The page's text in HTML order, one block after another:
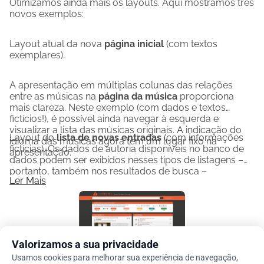
COVER.INFO possa continuar existindo e estar
próximos anos. Devido ao nosso status de associação
sem fins lucrativos com sede na Alemanha, podemos
à autoridade fiscal. Para isso, vocês devem informar seu
endereço residencial e e-mail ao fazer a doação, pois
somente assim poderemos enviar um recibo. Qualquer
quantia, por menor que seja, ajuda!
Vocês estão fazendo uma contribuição valiosa para a
documentação histórica musical do fenômeno das
versões cover e citações musicais.
As imagens a seguir mostram o layout da página
Otimizamos ainda mais os layouts. Aqui mostramos três
novos exemplos:
Layout atual da nova página inicial (com textos
exemplares).
A apresentação em múltiplas colunas das relações
entre as músicas na página da música proporciona
mais clareza. Neste exemplo (com dados e textos
fictícios!), é possível ainda navegar à esquerda e
visualizar a lista das músicas originais. A indicação do
idioma das músicas agora tem um lugar fixo na
apresentação.
Layout dolista de novas entradas (com informações
fictícias). Os dados de autoria disponíveis no banco de
dados podem ser exibidos nesses tipos de listagens –
portanto, também nos resultados de busca –
eliminando a necessidade de acessar a página da
Ler Mais
Valorizamos a sua privacidade
Usamos cookies para melhorar sua experiência de navegação,